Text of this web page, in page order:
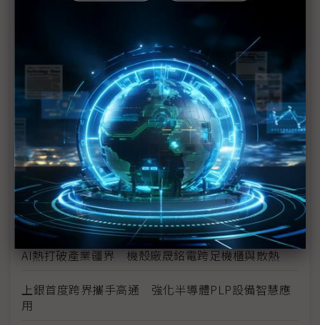
AI時代「能源供應」與「負載穩定」缺一不可 台達
Marvell押注矽光子 AI資料中心互連迎十年重構
數位分身卡位AI工廠 達梭、雲達攜NVIDIA搶攻工業
級部署
（獨家）晶片產能滿手、銅牆終將倒下？ Marvell
營運長談AI光學互連的下一步
（獨家）NVIDIA AI伺服器架構散熱趨彈性 兩片式均
熱片朝「可拆卸」方向設計
AI熱打破產業疆界 機殼廠晟銘電跨足機櫃與散熱
上銀首度跨界攜手高通 強化半導體PLP設備智慧應
用